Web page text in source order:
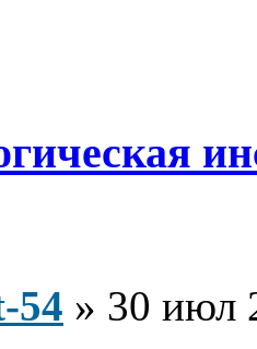
54 » 30 июл